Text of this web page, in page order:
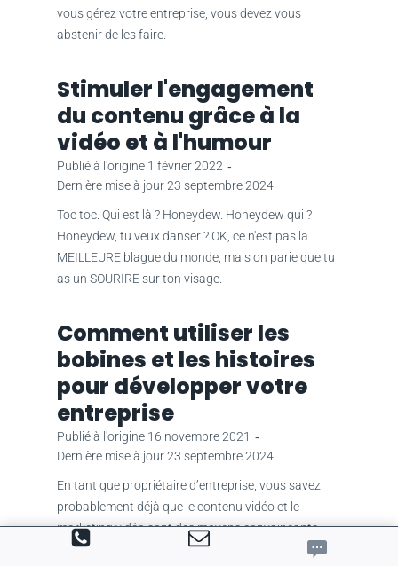
vous gérez votre entreprise, vous devez vous
abstenir de les faire.
Stimuler l'engagement
du contenu grâce à la
vidéo et à l'humour
Publié à l'origine 1 février 2022 ‐
Dernière mise à jour23 septembre 2024
Toc toc. Qui est là ? Honeydew. Honeydew qui ?
Honeydew, tu veux danser ? OK, ce n'est pas la
MEILLEURE blague du monde, mais on parie que tu
as un SOURIRE sur ton visage.
Comment utiliser les
bobines et les histoires
pour développer votre
entreprise
Publié à l'origine 16 novembre 2021 ‐
Dernière mise à jour23 septembre 2024
En tant que propriétaire d’entreprise, vous savez
probablement déjà que le contenu vidéo et le
marketing vidéo sont des moyens convaincants
pour votre entreprise de se développer gratuitement